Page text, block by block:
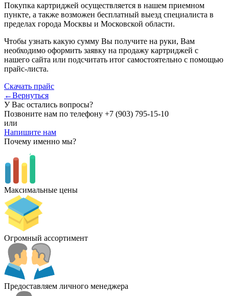
Покупка картриджей осуществляется в нашем приемном
пункте, а также возможен бесплатный выезд специалиста в
пределах города Москвы и Московской области.
Чтобы узнать какую сумму Вы получите на руки, Вам
необходимо оформить заявку на продажу картриджей с
нашего сайта или подсчитать итог самостоятельно с помощью
прайс-листа.
Скачать прайс
←Вернуться
У Вас остались вопросы?
Позвоните нам по телефону +7 (903) 795-15-10
или
Напишите нам
Почему именно мы?
Максимальные цены
Огромный ассортимент
Предоставляем личного менеджера